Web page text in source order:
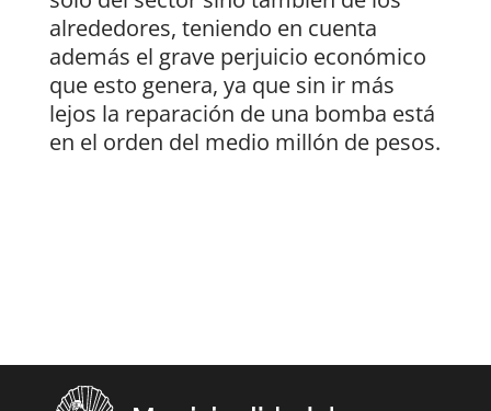
alrededores, teniendo en cuenta
además el grave perjuicio económico
que esto genera, ya que sin ir más
lejos la reparación de una bomba está
en el orden del medio millón de pesos.